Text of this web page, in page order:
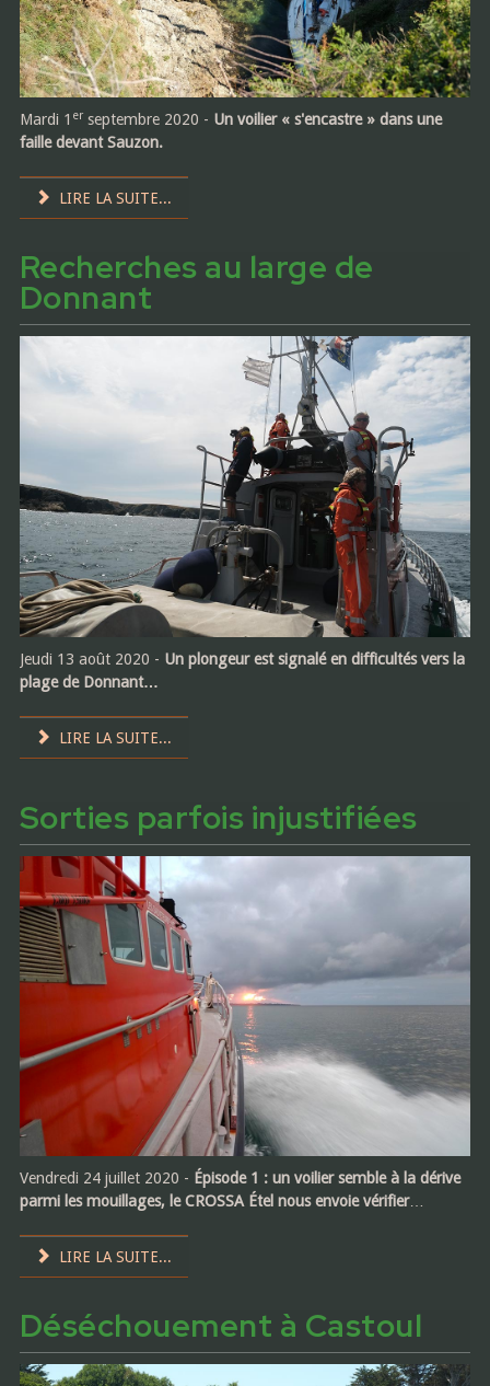
Mardi 1 erseptembre 2020 - Un voilier « s'encastre » dans une
faille devant Sauzon.
LIRE LA SUITE...
Recherches au large de
Donnant
Jeudi 13 août 2020 - Un plongeur est signalé en difficultés vers la
plage de Donnant…
LIRE LA SUITE...
Sorties parfois injustifiées
Vendredi 24 juillet 2020 - Épisode 1 : un voilier semble à la dérive
parmi les mouillages, le CROSSA Étel nous envoie vérifier…
LIRE LA SUITE...
Déséchouement à Castoul